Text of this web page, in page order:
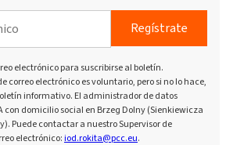
Regístrate
electrónico para suscribirse al boletín.
correo electrónico es voluntario, pero si no lo hace,
informativo. El administrador de datos
con domicilio social en Brzeg Dolny (Sienkiewicza
Puede contactar a nuestro Supervisor de
electrónico:iod.rokita@pcc.eu.